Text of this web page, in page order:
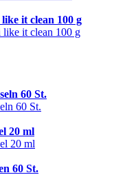
it clean 100 g
60 St.
20 ml
60 St.